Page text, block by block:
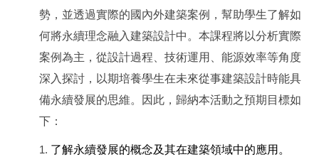
勢，並透過實際的國內外建築案例，幫助學生了解如
何將永續理念融入建築設計中。本課程將以分析實際
案例為主，從設計過程、技術運用、能源效率等角度
深入探討，以期培養學生在未來從事建築設計時能具
備永續發展的思維。因此，歸納本活動之預期目標如
下：
了解永續發展的概念及其在建築領域中的應用。